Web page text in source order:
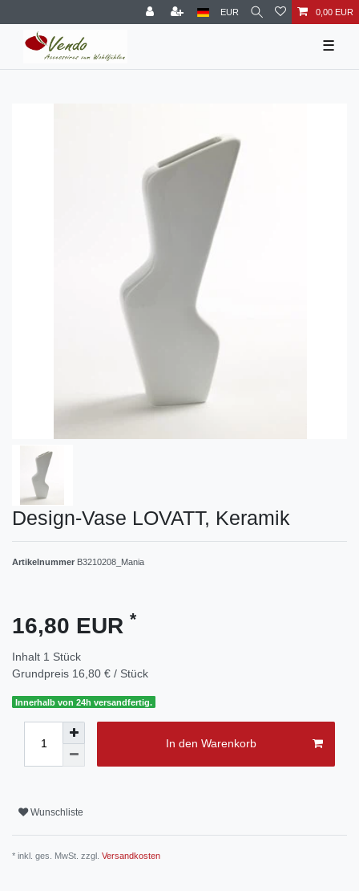
EUR 0,00 EUR
☰
Design-Vase LOVATT, Keramik
Artikelnummer B3210208_Mania
16,80 EUR *
Inhalt 1 Stück
Grundpreis 16,80 € / Stück
Innerhalb von 24h versandfertig.
In den Warenkorb
Wunschliste
* inkl. ges. MwSt. zzgl. Versandkosten